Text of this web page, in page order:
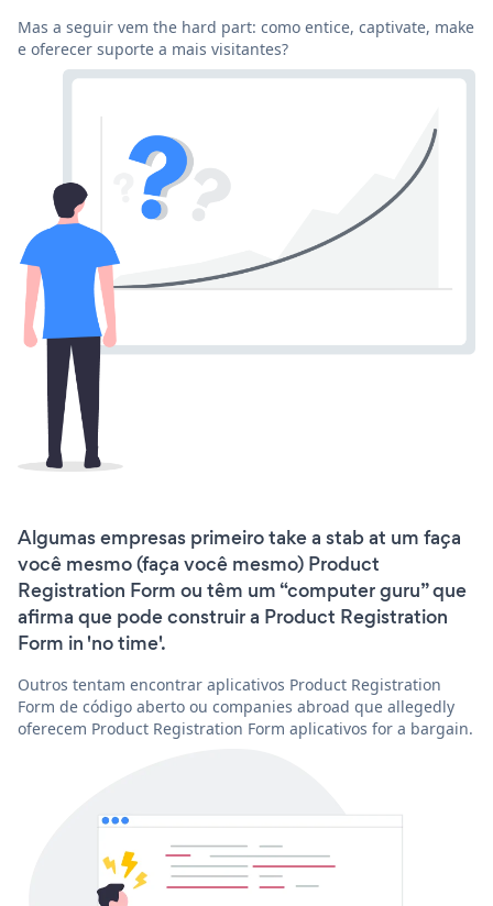
Mas a seguir vem the hard part: como entice, captivate, make
e oferecer suporte a mais visitantes?
Algumas empresas primeiro take a stab at um faça
você mesmo (faça você mesmo) Product
Registration Form ou têm um “computer guru” que
afirma que pode construir a Product Registration
Form in 'no time'.
Outros tentam encontrar aplicativos Product Registration
Form de código aberto ou companies abroad que allegedly
oferecem Product Registration Form aplicativos for a bargain.